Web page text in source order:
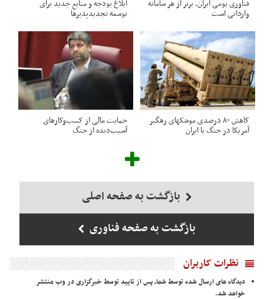
فناوری بومی ایران، برتر از هر سامانه
وارداتی است
ابلاغ بودجه و منابع جدید برای
توسعه تجدیدپذیرها
کاهش ۸۰ درصدی موشکهای رهگیر
آمریکا در جنگ با ایران
حمایت مالی از کسب‌وکارهای
آسیب‌دیده از جنگ
بازگشت به صفحه اصلی
بازگشت به صفحه فناوری
نظرات کاربران
دیدگاه های ارسال شده توسط شما، پس از تایید توسط خبرگزاری در وب منتشر
خواهد شد.